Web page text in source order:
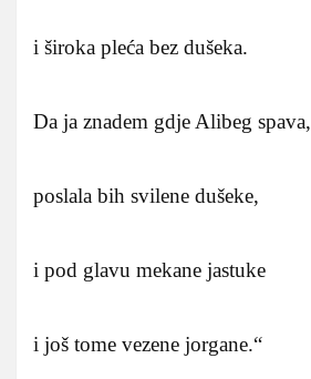
i široka pleća bez dušeka.
Da ja znadem gdje Alibeg spava,
poslala bih svilene dušeke,
i pod glavu mekane jastuke
i još tome vezene jorgane.“